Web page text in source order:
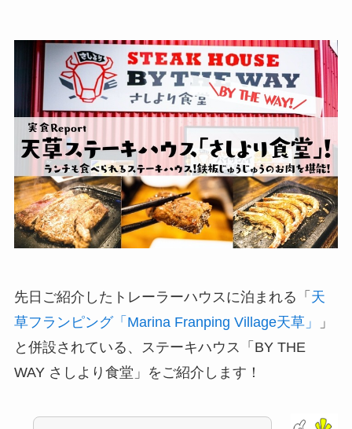
先日ご紹介したトレーラーハウスに泊まれる「 天
草フランピング「Marina Franping Village天草」
」
と併設されている、ステーキハウス「BY THE
WAY さしより食堂」をご紹介します！